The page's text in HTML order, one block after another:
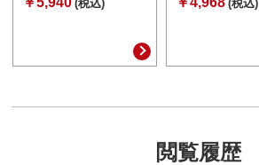
(税込) (税込)
閲覧履歴